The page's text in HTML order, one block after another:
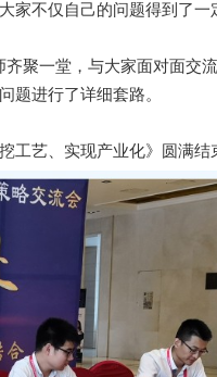
家不仅自己的问题得到了一
聚一堂，与大家面对面交
题进行了详细套路。
艺、实现产业化》圆满结